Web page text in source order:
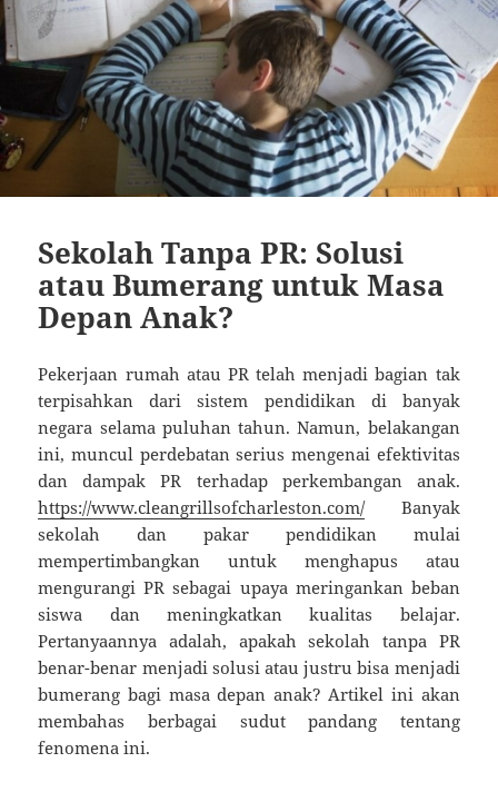
Sekolah Tanpa PR: Solusi
atau Bumerang untuk Masa
Depan Anak?
Pekerjaan rumah atau PR telah menjadi bagian tak
terpisahkan dari sistem pendidikan di banyak
negara selama puluhan tahun. Namun, belakangan
ini, muncul perdebatan serius mengenai efektivitas
dan dampak PR terhadap perkembangan anak.
https://www.cleangrillsofcharleston.com/Banyak
sekolah dan pakar pendidikan mulai
mempertimbangkan untuk menghapus atau
mengurangi PR sebagai upaya meringankan beban
siswa dan meningkatkan kualitas belajar.
Pertanyaannya adalah, apakah sekolah tanpa PR
benar-benar menjadi solusi atau justru bisa menjadi
bumerang bagi masa depan anak? Artikel ini akan
membahas berbagai sudut pandang tentang
fenomena ini.